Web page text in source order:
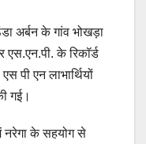
अर्बन के गांव भोखड़ा
के रिकॉर्ड
पी एन लाभार्थियों
गई।
नरेगा के सहयोग से